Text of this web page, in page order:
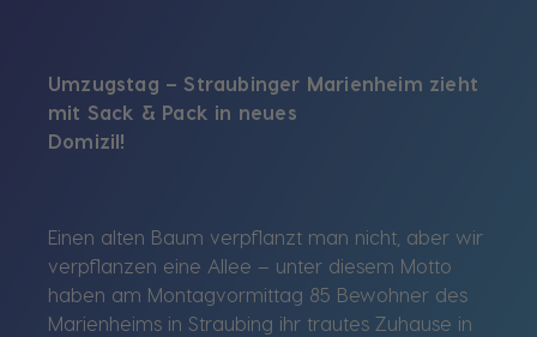
Umzugstag – Straubinger Marienheim zieht
mit Sack & Pack in neues
Einen alten Baum verpflanzt man nicht, aber wir
verpflanzen eine Allee – unter diesem Motto
haben am Montagvormittag 85 Bewohner des
Marienheims in Straubing ihr trautes Zuhause in